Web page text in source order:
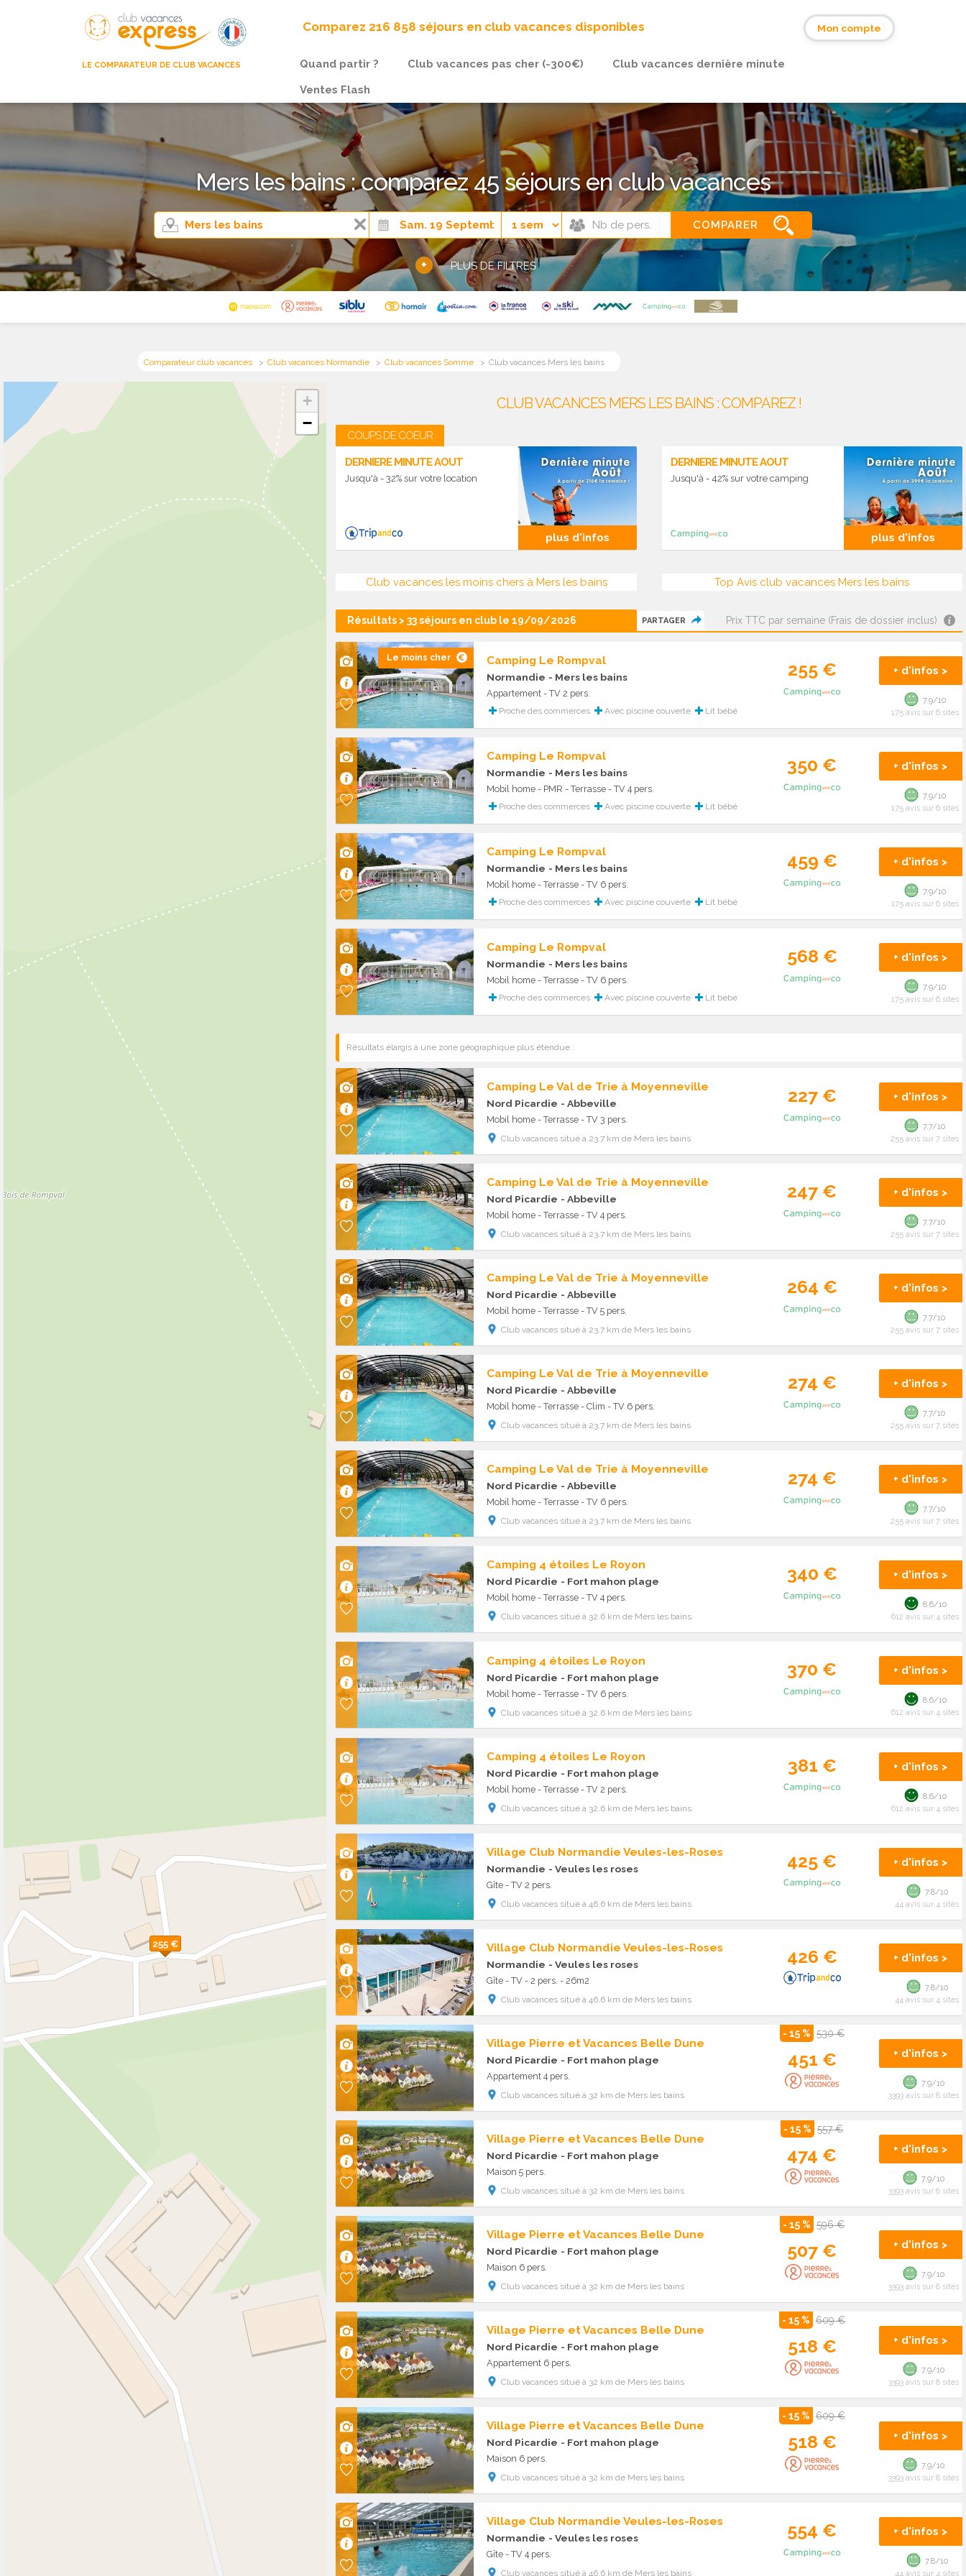
LE COMPARATEUR DE CLUB VACANCES
Comparez 216 858 séjours en club vacances disponibles Mon compte
Quand partir ? Club vacances pas cher (-300€)
Club vacances dernière minute
Ventes Flash
Mers les bains : comparez 45 séjours en club vacances
COMPARER
+ PLUS DE FILTRES
Comparateur club vacances Club vacances Normandie Club vacances Somme Club vacances Mers les bains
255 €
+
−
CLUB VACANCES MERS LES BAINS : COMPAREZ !
COUPS DE COEUR
DERNIERE MINUTE AOUT
Jusqu'à - 32% sur votre location
plus d'infos
DERNIERE MINUTE AOUT
Jusqu'à - 42% sur votre camping
plus d'infos
Club vacances les moins chers à Mers les bains Top Avis club vacances Mers les bains
Résultats > 33 séjours en club le 19/09/2026 PARTAGER Prix TTC par semaine (Frais de dossier inclus)
Le moins cher Camping Le Rompval
Normandie - Mers les bains
Appartement - TV 2 pers.
Proche des commerces Avec piscine couverte Lit bébé
255 € + d'infos >
7.9/10
175 avis sur 6 sites
Camping Le Rompval
Normandie - Mers les bains
Mobil home - PMR - Terrasse - TV 4 pers.
Proche des commerces Avec piscine couverte Lit bébé
350 € + d'infos >
7.9/10
175 avis sur 6 sites
Camping Le Rompval
Normandie - Mers les bains
Mobil home - Terrasse - TV 6 pers.
Proche des commerces Avec piscine couverte Lit bébé
459 € + d'infos >
7.9/10
175 avis sur 6 sites
Camping Le Rompval
Normandie - Mers les bains
Mobil home - Terrasse - TV 6 pers.
Proche des commerces Avec piscine couverte Lit bébé
568 € + d'infos >
7.9/10
175 avis sur 6 sites
Résultats élargis à une zone géographique plus étendue :
Camping Le Val de Trie à Moyenneville
Nord Picardie - Abbeville
Mobil home - Terrasse - TV 3 pers.
Club vacances situé à 23.7 km de Mers les bains
227 € + d'infos >
7.7/10
255 avis sur 7 sites
Camping Le Val de Trie à Moyenneville
Nord Picardie - Abbeville
Mobil home - Terrasse - TV 4 pers.
Club vacances situé à 23.7 km de Mers les bains
247 € + d'infos >
7.7/10
255 avis sur 7 sites
Camping Le Val de Trie à Moyenneville
Nord Picardie - Abbeville
Mobil home - Terrasse - TV 5 pers.
Club vacances situé à 23.7 km de Mers les bains
264 € + d'infos >
7.7/10
255 avis sur 7 sites
Camping Le Val de Trie à Moyenneville
Nord Picardie - Abbeville
Mobil home - Terrasse - Clim - TV 6 pers.
Club vacances situé à 23.7 km de Mers les bains
274 € + d'infos >
7.7/10
255 avis sur 7 sites
Camping Le Val de Trie à Moyenneville
Nord Picardie - Abbeville
Mobil home - Terrasse - TV 6 pers.
Club vacances situé à 23.7 km de Mers les bains
274 € + d'infos >
7.7/10
255 avis sur 7 sites
Camping 4 étoiles Le Royon
Nord Picardie - Fort mahon plage
Mobil home - Terrasse - TV 4 pers.
Club vacances situé à 32.6 km de Mers les bains
340 € + d'infos >
8.6/10
612 avis sur 4 sites
Camping 4 étoiles Le Royon
Nord Picardie - Fort mahon plage
Mobil home - Terrasse - TV 6 pers.
Club vacances situé à 32.6 km de Mers les bains
370 € + d'infos >
8.6/10
612 avis sur 4 sites
Camping 4 étoiles Le Royon
Nord Picardie - Fort mahon plage
Mobil home - Terrasse - TV 2 pers.
Club vacances situé à 32.6 km de Mers les bains
381 € + d'infos >
8.6/10
612 avis sur 4 sites
Village Club Normandie Veules-les-Roses
Normandie - Veules les roses
Gîte - TV 2 pers.
Club vacances situé à 46.6 km de Mers les bains
425 € + d'infos >
7.8/10
44 avis sur 4 sites
Village Club Normandie Veules-les-Roses
Normandie - Veules les roses
Gîte - TV - 2 pers. - 26m2
Club vacances situé à 46.6 km de Mers les bains
426 € + d'infos >
7.8/10
44 avis sur 4 sites
Village Pierre et Vacances Belle Dune
Nord Picardie - Fort mahon plage
Appartement 4 pers.
Club vacances situé à 32 km de Mers les bains
- 15 % 530 €
451 € + d'infos >
7.9/10
3393 avis sur 8 sites
Village Pierre et Vacances Belle Dune
Nord Picardie - Fort mahon plage
Maison 5 pers.
Club vacances situé à 32 km de Mers les bains
- 15 % 557 €
474 € + d'infos >
7.9/10
3393 avis sur 8 sites
Village Pierre et Vacances Belle Dune
Nord Picardie - Fort mahon plage
Maison 6 pers.
Club vacances situé à 32 km de Mers les bains
- 15 % 596 €
507 € + d'infos >
7.9/10
3393 avis sur 8 sites
Village Pierre et Vacances Belle Dune
Nord Picardie - Fort mahon plage
Appartement 6 pers.
Club vacances situé à 32 km de Mers les bains
- 15 % 609 €
518 € + d'infos >
7.9/10
3393 avis sur 8 sites
Village Pierre et Vacances Belle Dune
Nord Picardie - Fort mahon plage
Maison 6 pers.
Club vacances situé à 32 km de Mers les bains
- 15 % 609 €
518 € + d'infos >
7.9/10
3393 avis sur 8 sites
Village Club Normandie Veules-les-Roses
Normandie - Veules les roses
Gîte - TV 4 pers.
Club vacances situé à 46.6 km de Mers les bains
554 € + d'infos >
7.8/10
44 avis sur 4 sites